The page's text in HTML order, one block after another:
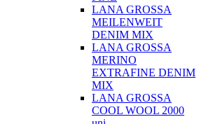
LANA GROSSA
MEILENWEIT
DENIM MIX
LANA GROSSA
MERINO
EXTRAFINE DENIM
MIX
LANA GROSSA
COOL WOOL 2000